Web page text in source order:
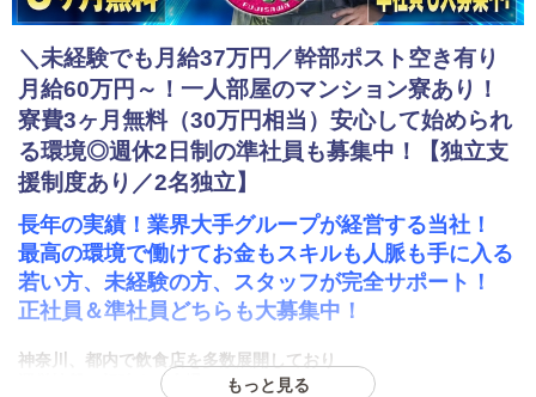
＼未経験でも月給37万円／幹部ポスト空き有り
月給60万円～！一人部屋のマンション寮あり！
寮費3ヶ月無料（30万円相当）安心して始められ
る環境◎週休2日制の準社員も募集中！【独立支
援制度あり／2名独立】
長年の実績！業界大手グループが経営する当社！
最高の環境で働けてお金もスキルも人脈も手に入る
若い方、未経験の方、スタッフが完全サポート！
正社員＆準社員どちらも大募集中！
神奈川、 都内で飲食店を多数展開しており
運営地盤の根強さが自慢！
もっと見る